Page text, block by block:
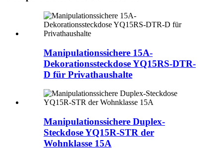
Manipulationssichere 15A-
Dekorationssteckdose YQ15RS-DTR-
D für Privathaushalte
Manipulationssichere Duplex-
Steckdose YQ15R-STR der
Wohnklasse 15A